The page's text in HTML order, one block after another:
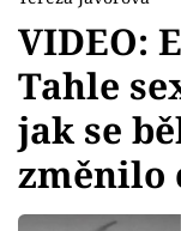
Témata
Showbyznys
Youtubeři
VIDEO:
Tahle
jak se
změnilo